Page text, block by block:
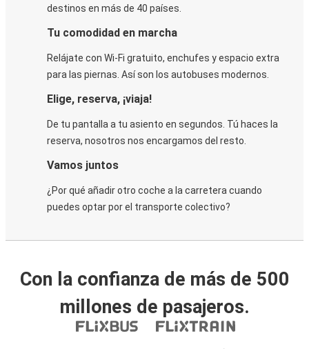
destinos en más de 40 países.
Tu comodidad en marcha
Relájate con Wi-Fi gratuito, enchufes y espacio extra
para las piernas. Así son los autobuses modernos.
Elige, reserva, ¡viaja!
De tu pantalla a tu asiento en segundos. Tú haces la
reserva, nosotros nos encargamos del resto.
Vamos juntos
¿Por qué añadir otro coche a la carretera cuando
puedes optar por el transporte colectivo?
Con la confianza de más de 500
millones de pasajeros.